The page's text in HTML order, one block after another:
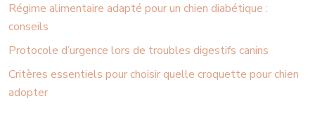
Régime alimentaire adapté pour un chien diabétique :
conseils
Protocole d’urgence lors de troubles digestifs canins
Critères essentiels pour choisir quelle croquette pour chien
adopter